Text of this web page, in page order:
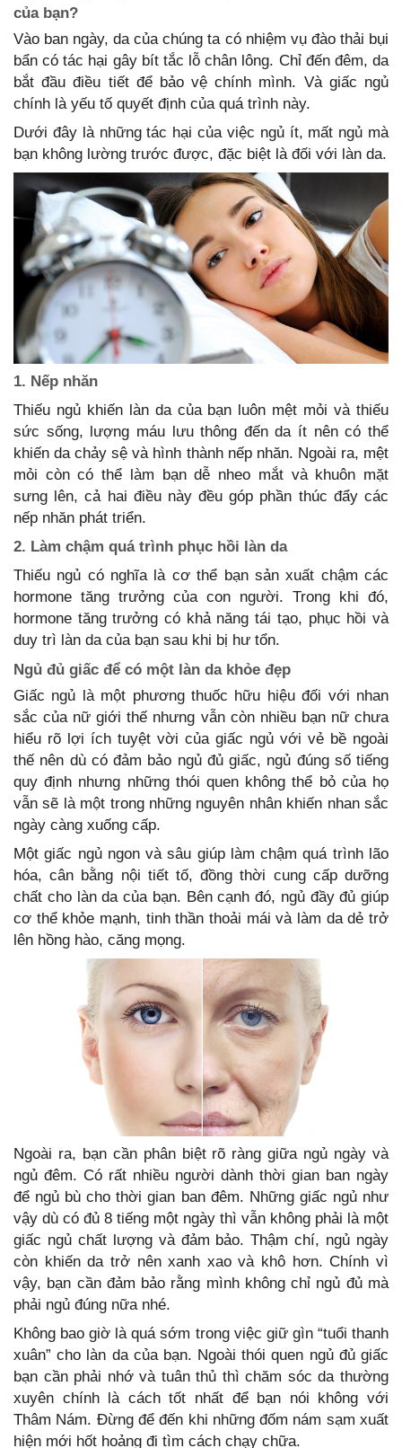
của bạn?
Vào ban ngày, da của chúng ta có nhiệm vụ đào thải bụi
bẩn có tác hại gây bít tắc lỗ chân lông. Chỉ đến đêm, da
bắt đầu điều tiết để bảo vệ chính mình. Và giấc ngủ
chính là yếu tố quyết định của quá trình này.
Dưới đây là những tác hại của việc ngủ ít, mất ngủ mà
bạn không lường trước được, đặc biệt là đối với làn da.
1. Nếp nhăn
Thiếu ngủ khiến làn da của bạn luôn mệt mỏi và thiếu
sức sống, lượng máu lưu thông đến da ít nên có thể
khiến da chảy sệ và hình thành nếp nhăn. Ngoài ra, mệt
mỏi còn có thể làm bạn dễ nheo mắt và khuôn mặt
sưng lên, cả hai điều này đều góp phần thúc đẩy các
nếp nhăn phát triển.
2. Làm chậm quá trình phục hồi làn da
Thiếu ngủ có nghĩa là cơ thể bạn sản xuất chậm các
hormone tăng trưởng của con người. Trong khi đó,
hormone tăng trưởng có khả năng tái tạo, phục hồi và
duy trì làn da của bạn sau khi bị hư tổn.
Ngủ đủ giấc để có một làn da khỏe đẹp
Giấc ngủ là một phương thuốc hữu hiệu đối với nhan
sắc của nữ giới thế nhưng vẫn còn nhiều bạn nữ chưa
hiểu rõ lợi ích tuyệt vời của giấc ngủ với vẻ bề ngoài
thế nên dù có đảm bảo ngủ đủ giấc, ngủ đúng số tiếng
quy định nhưng những thói quen không thể bỏ của họ
vẫn sẽ là một trong những nguyên nhân khiến nhan sắc
ngày càng xuống cấp.
Một giấc ngủ ngon và sâu giúp làm chậm quá trình lão
hóa, cân bằng nội tiết tố, đồng thời cung cấp dưỡng
chất cho làn da của bạn. Bên cạnh đó, ngủ đầy đủ giúp
cơ thể khỏe mạnh, tinh thần thoải mái và làm da dẻ trở
lên hồng hào, căng mọng.
Ngoài ra, bạn cần phân biệt rõ ràng giữa ngủ ngày và
ngủ đêm. Có rất nhiều người dành thời gian ban ngày
để ngủ bù cho thời gian ban đêm. Những giấc ngủ như
vậy dù có đủ 8 tiếng một ngày thì vẫn không phải là một
giấc ngủ chất lượng và đảm bảo. Thậm chí, ngủ ngày
còn khiến da trở nên xanh xao và khô hơn. Chính vì
vậy, bạn cần đảm bảo rằng mình không chỉ ngủ đủ mà
phải ngủ đúng nữa nhé.
Không bao giờ là quá sớm trong việc giữ gìn “tuổi thanh
xuân” cho làn da của bạn. Ngoài thói quen ngủ đủ giấc
bạn cần phải nhớ và tuân thủ thì chăm sóc da thường
xuyên chính là cách tốt nhất để bạn nói không với
Thâm Nám. Đừng để đến khi những đốm nám sạm xuất
hiện mới hốt hoảng đi tìm cách chạy chữa.